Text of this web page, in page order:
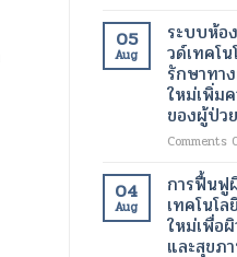
05
Aug
ระบบห้อ
วด์เทคโ
รักษาทา
ใหม่เพิ่ม
ของผู้ป่วย
Comments
04
Aug
การฟื้นฟู
เทคโนโ
ใหม่เพื่อ
และสุขภ